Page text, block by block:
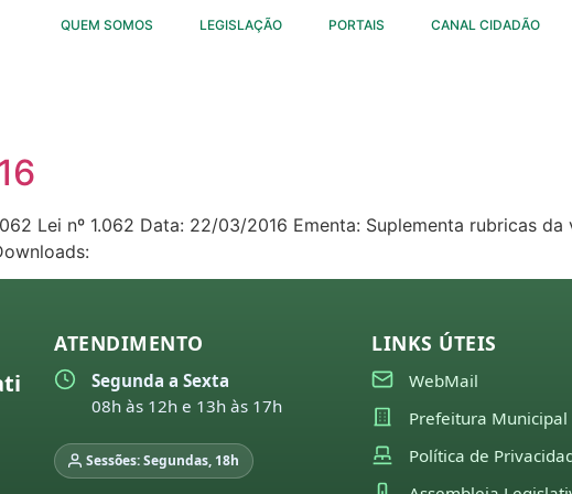
QUEM SOMOS LEGISLAÇÃO PORTAIS CANAL CIDADÃO
Lei nº 1.062 Data: 22/03/2016 Ementa: Suplementa rubricas
ATENDIMENTO
Segunda a Sexta
08h às 12h e 13h às 17h
Sessões: Segundas, 18h
LINKS ÚTEIS
WebMail
Prefeitura Municipal
Política de